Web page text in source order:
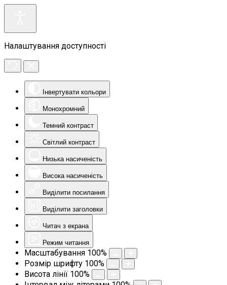
Налаштування доступності
Інвертувати кольори
Монохромний
Темний контраст
Світлий контраст
Низька насиченість
Висока насиченість
Виділити посилання
Виділити заголовки
Читач з екрана
Режим читання
Масштабування 100%
Розмір шрифту 100%
Висота лінії 100%